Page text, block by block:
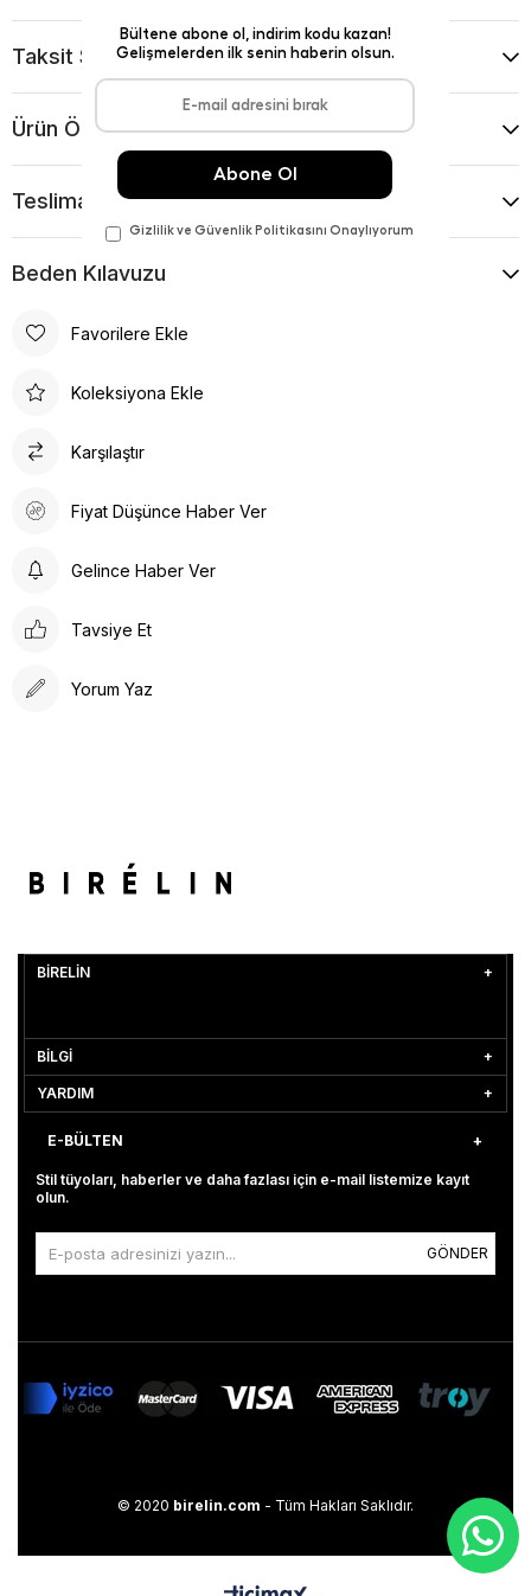
Taksit Seçenekleri
Ürün Önerileri
Teslimat Ve İade Koşulları
Beden Kılavuzu
Favorilere Ekle
Koleksiyona Ekle
Karşılaştır
Fiyat Düşünce Haber Ver
Gelince Haber Ver
Tavsiye Et
Yorum Yaz
BİRELİN
BİLGİ
YARDIM
E-BÜLTEN
Stil tüyoları, haberler ve daha fazlası için e-mail listemize kayıt
olun.
GÖNDER
© 2020 birelin.com - Tüm Hakları Saklıdır.